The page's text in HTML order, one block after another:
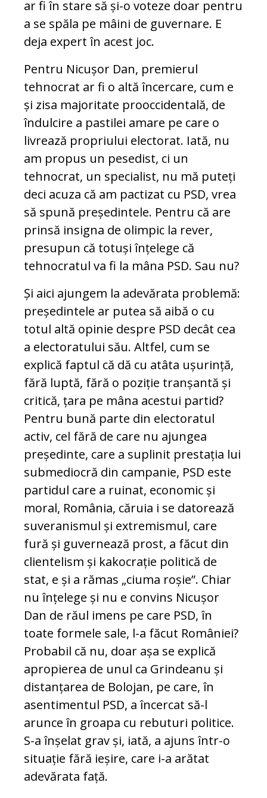
ar fi în stare să și-o voteze doar pentru
a se spăla pe mâini de guvernare. E
deja expert în acest joc.
Pentru Nicușor Dan, premierul
tehnocrat ar fi o altă încercare, cum e
și zisa majoritate prooccidentală, de
îndulcire a pastilei amare pe care o
livrează propriului electorat. Iată, nu
am propus un pesedist, ci un
tehnocrat, un specialist, nu mă puteți
deci acuza că am pactizat cu PSD, vrea
să spună președintele. Pentru că are
prinsă insigna de olimpic la rever,
presupun că totuși înțelege că
tehnocratul va fi la mâna PSD. Sau nu?
Și aici ajungem la adevărata problemă:
președintele ar putea să aibă o cu
totul altă opinie despre PSD decât cea
a electoratului său. Altfel, cum se
explică faptul că dă cu atâta ușurință,
fără luptă, fără o poziție tranșantă și
critică, țara pe mâna acestui partid?
Pentru bună parte din electoratul
activ, cel fără de care nu ajungea
președinte, care a suplinit prestația lui
submediocră din campanie, PSD este
partidul care a ruinat, economic și
moral, România, căruia i se datorează
suveranismul și extremismul, care
fură și guvernează prost, a făcut din
clientelism și kakocrație politică de
stat, e și a rămas „ciuma roșie”. Chiar
nu înțelege și nu e convins Nicușor
Dan de răul imens pe care PSD, în
toate formele sale, l-a făcut României?
Probabil că nu, doar așa se explică
apropierea de unul ca Grindeanu și
distanțarea de Bolojan, pe care, în
asentimentul PSD, a încercat să-l
arunce în groapa cu rebuturi politice.
S-a înșelat grav și, iată, a ajuns într-o
situație fără ieșire, care i-a arătat
adevărata față.